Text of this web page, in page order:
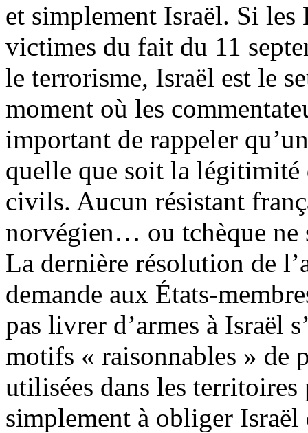
et simplement Israël. Si les
victimes du fait du 11
le terrorisme, Israël est le
moment où les
important de rappeler
quelle que soit la légitimité
civils. Aucun résistant
norvégien… ou tchèque ne
La dernière résolution de
demande aux États-
pas livrer d’armes à Israël
motifs « raisonnables » de
utilisées dans les
simplement à obliger